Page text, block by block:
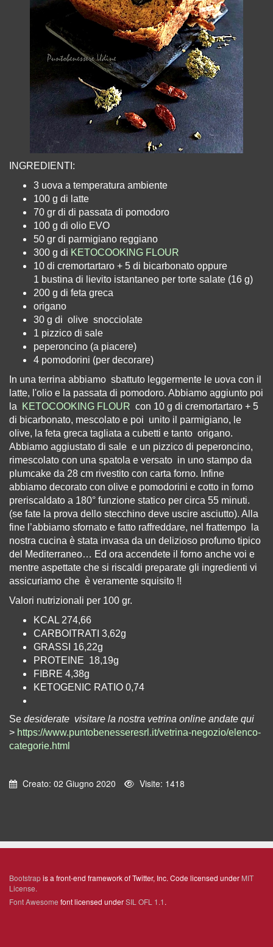
INGREDIENTI:
3 uova a temperatura ambiente
100 g di latte
70 gr di di passata di pomodoro
100 g di olio EVO
50 gr di parmigiano reggiano
300 g di KETOCOOKING FLOUR
10 di cremortartaro + 5 di bicarbonato oppure
1 bustina di lievito istantaneo per torte salate (16 g)
200 g di feta greca
origano
30 g di olive snocciolate
1 pizzico di sale
peperoncino (a piacere)
4 pomodorini (per decorare)
n una terrina abbiamo sbattuto leggermente le uova con il
latte, l'olio e la passata di pomodoro. Abbiamo aggiunto poi
la
KETOCOOKING FLOUR con 10 g di cremortartaro + 5
di bicarbonato, mescolato e poi unito il parmigiano, le
olive, la feta greca tagliata a cubetti e tanto origano.
Abbiamo aggiustato di sale e un pizzico di peperoncino,
rimescolato con una spatola e versato in uno stampo da
plumcake da 28 cm rivestito con carta forno. Infine
abbiamo decorato con olive e pomodorini e cotto in forno
preriscaldato a 180° funzione statico per circa 55 minuti.
(se fate la prova dello stecchino deve uscire asciutto). Alla
fine l’abbiamo sfornato e fatto raffreddare, nel frattempo
la
nostra cucina è stata invasa da un delizioso profumo tipico
del Mediterraneo… Ed ora accendete il forno anche voi e
mentre aspettate che si riscaldi preparate gli ingredienti vi
assicuriamo che è veramente squisito !!
Valori nutrizionali per 100 gr.
KCAL 274,66
CARBOITRATI 3,62g
GRASSI 16,22g
PROTEINE 18,19g
FIBRE 4,38g
KETOGENIC RATIO 0,74
Se desiderate visitare la nostra vetrina online andate qui
> https://www.puntobenesseresrl.it/vetrina-negozio/elenco-
categorie.html
Creato: 02 Giugno 2020 Visite: 1418
Bootstrapis a front-end framework of Twitter, Inc. Code licensed under MIT
License.
Font Awesome font licensed underSIL OFL 1.1.